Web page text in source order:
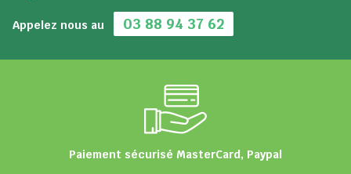
Appelez nous au 03 88 94 37 62
Paiement sécurisé MasterCard, Paypal